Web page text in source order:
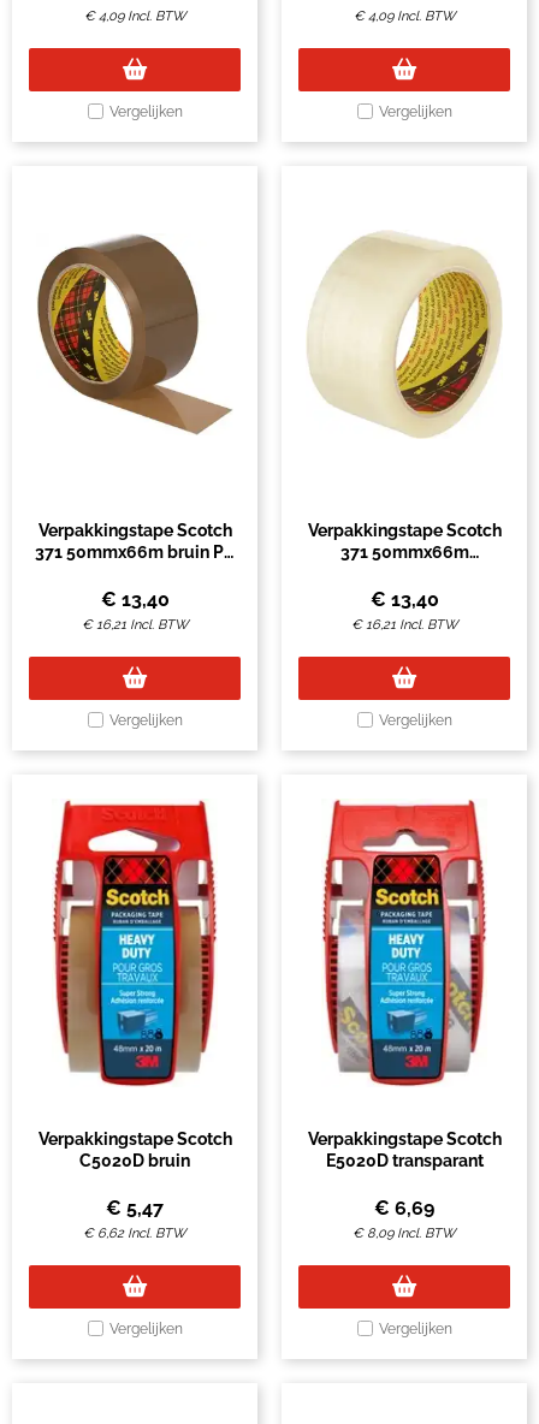
€4,09 Incl. BTW
Vergelijken
€4,09 Incl. BTW
Vergelijken
Verpakkingstape Scotch
371 50mmx66m bruin PP
€ 13,40
€16,21 Incl. BTW
Vergelijken
Verpakkingstape Scotch
371 50mmx66m
€ 13,40
€16,21 Incl. BTW
Vergelijken
Verpakkingstape Scotch
C5020D bruin
€ 5,47
€ 6,62 Incl. BTW
Vergelijken
Verpakkingstape Scotch
E5020D transparant
€ 6,69
€ 8,09 Incl. BTW
Vergelijken